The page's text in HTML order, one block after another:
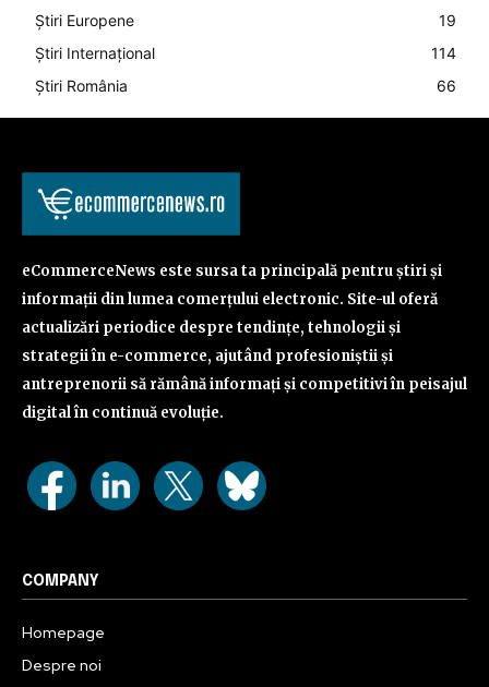
Știri Europene
19
Știri Internațional
114
Știri România
66
eCommerceNews este sursa ta principală pentru știri și
informații din lumea comerțului electronic. Site-ul oferă
actualizări periodice despre tendințe, tehnologii și
strategii în e-commerce, ajutând profesioniștii și
antreprenorii să rămână informați și competitivi în peisajul
digital în continuă evoluție.
COMPANY
Homepage
Despre noi